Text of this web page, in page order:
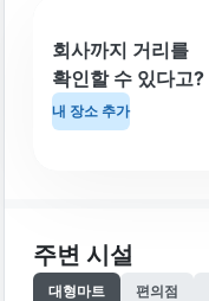
회사까지 거리를
확인할 수 있다고?
내 장소 추가
주변 시설
대형마트 편의점